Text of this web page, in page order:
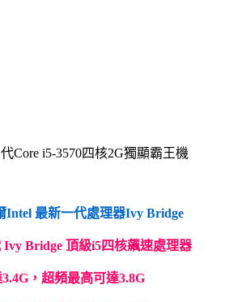
Core i5-3570四核2G獨顯霸王機
Intel 最新一代處理器Ivy Bridge
Bridge 頂級i5四核飆速處理器
，超頻最高可達3.8G